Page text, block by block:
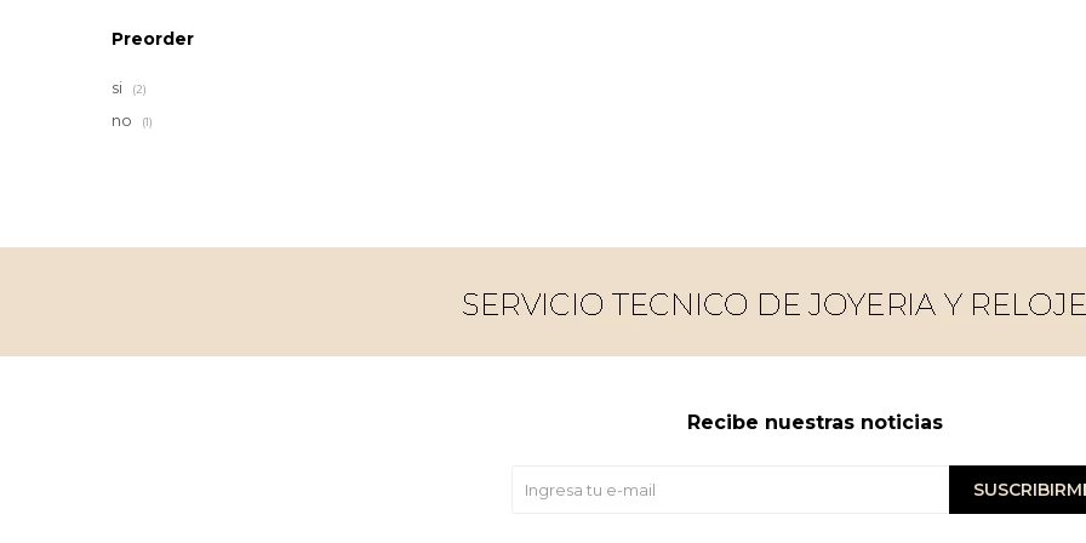
Preorder
si (2)
no (1)
Recibe nuestras noticias